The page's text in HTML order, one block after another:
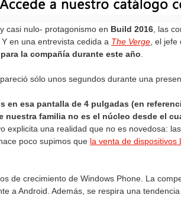
casi nulo- protagonismo en Build 2016 , las
. Y en una entrevista cedida a The Verge , el
la compañía durante este año
sólo unos segundos durante una
en esa pantalla de 4 pulgadas (en
nuestra familia no es el núcleo desde el
explicita una realidad que no es novedosa:
poco supimos que la venta de dispositivos
de crecimiento de Windows Phone. La
a Android. Además, se respira una